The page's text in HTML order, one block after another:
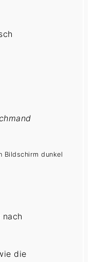
Bildschirm dunkel
nach
die